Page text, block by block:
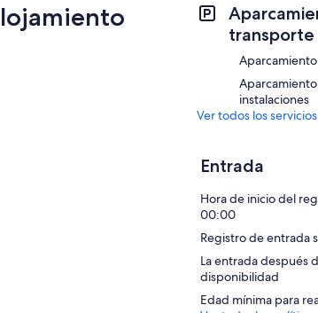
transporte
Aparcamiento
instalaciones
Ver todos los
Entrada
Hora de inicio del
00:00
Registro de entrada
La entrada después
disponibilidad
Edad mínima para